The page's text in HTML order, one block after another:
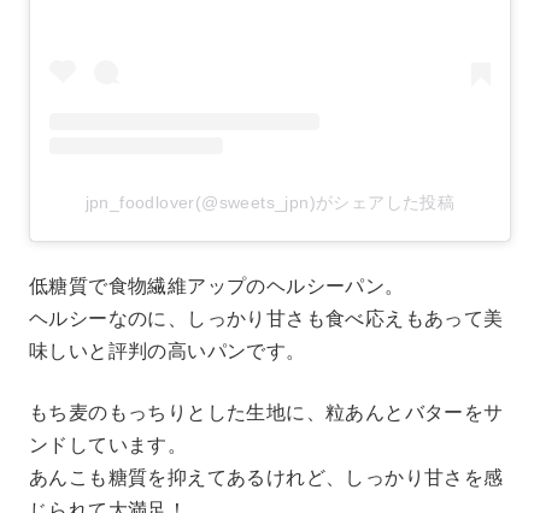
jpn_foodlover(@sweets_jpn)がシェアした投稿
低糖質で食物繊維アップのヘルシーパン。
ヘルシーなのに、しっかり甘さも食べ応えもあって美
味しいと評判の高いパンです。
もち麦のもっちりとした生地に、粒あんとバターをサ
ンドしています。
あんこも糖質を抑えてあるけれど、しっかり甘さを感